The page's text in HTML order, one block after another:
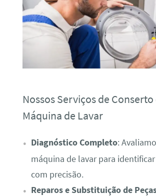
Nossos Serviços de Conserto
Máquina de Lavar
Diagnóstico Completo:
máquina de lavar para
com precisão.
Reparos e Substituição de